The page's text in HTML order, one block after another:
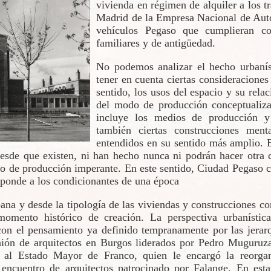
vivienda en régimen de alquiler a los
Madrid de la Empresa Nacional de
vehículos Pegaso que cumplieran
familiares y de antigüedad.
No podemos analizar el hecho
tener en cuenta ciertas
sentido, los usos del espacio y su
del modo de producción
incluye los medios de producción
también ciertas construcciones
entendidos en su sentido más amplio.
que existen, ni han hecho nunca ni podrán hacer otra
de producción imperante. En este sentido, Ciudad Pegaso
a los condicionantes de una época
y desde la tipología de las viviendas y construcciones
histórico de creación. La perspectiva
el pensamiento ya definido tempranamente por las
de arquitectos en Burgos liderados por Pedro
al Estado Mayor de Franco, quien le encargó la
de arquitectos patrocinado por Falange. En